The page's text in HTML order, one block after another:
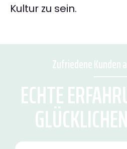
Kultur zu sein.
Zufriedene Kunden
ECHTE